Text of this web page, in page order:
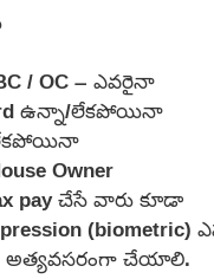
/ OC – ఎవరైనా
ఉన్నా/లేకపోయినా
Owner
pay చేసే వారు కూడా
(biometric)
చేయాలి.